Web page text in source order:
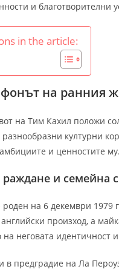
и благотворителни
in the article:
на ранния
на Тим Кахил положи
разнообразни културни
и ценностите му.
и семейна
на 6 декември 1979
произход, а
неговата идентичност и
в предградие на Ла